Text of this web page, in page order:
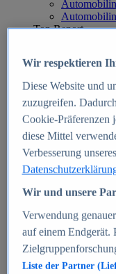
Top Report
E-commerce
Beliebte
Aktuelle
E-
Umsatz von
2010-2025
B2C-E-
Wir respektieren
Diese Website und
zuzugreifen.
Cookie-Präferenzen
diese Mittel
Verbesserung
Wir und unsere
Verwendung
auf einem Endgerät.
Liste der Partner